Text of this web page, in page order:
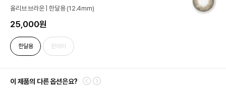
올리브 브라운 | 한달용 (12.4mm)
25,000원
한달용 원데이
이 제품의 다른 옵션은요?